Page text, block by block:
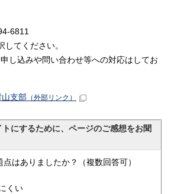
6811
てください。
し込みや問い合わせ等への対応はしてお
支部 （外部リンク）
にするために、ページのご感想をお聞
はありましたか？（複数回答可）
くい